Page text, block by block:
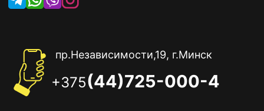
пр.Независимости,19, г.Минск
+375(44)725-000-4